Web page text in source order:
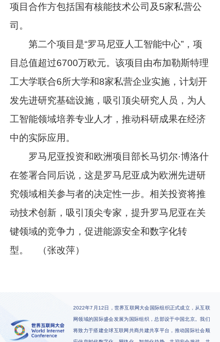
项目合作方包括国有核能技术公司及5家私营公
司。
第二个项目是“罗马尼亚人工智能中心”，项
目总值超过6700万欧元。该项目由布加勒斯特理
工大学联合6所大学和8家私营企业实施，计划开
发先进研究基础设施，吸引顶尖研究人员，为人
工智能领域培养专业人才，推动科研成果在经济
中的实际应用。
罗马尼亚投资和欧洲项目部长马切尔·博洛什
在签署合同后说，这是罗马尼亚成为欧洲先进研
究领域相关参与者的决定性一步。相关投资将推
动技术创新，吸引顶尖专家，提升罗马尼亚在关
键领域的竞争力，促进能源安全和数字化转
型。 （张改萍）
2022年7月12日，世界互联网大会国际组织正式成立，从互联
网领域的国际盛会发展为国际组织，总部设于中国北京。我们
将致力于搭建全球互联网共商共建共享平台，推动国际社会顺